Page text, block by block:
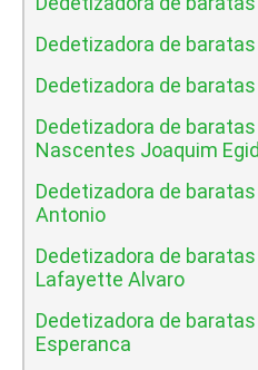
Dedetizadora de
Dedetizadora de
Dedetizadora de
Nascentes Joaquim
Dedetizadora de
Antonio
Dedetizadora de
Lafayette Alvaro
Dedetizadora de
Esperanca